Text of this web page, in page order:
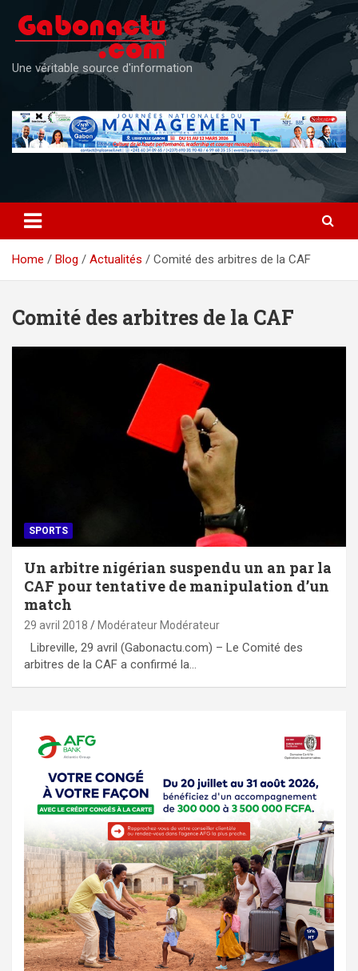
content
Une véritable source d'information
Home Blog Actualités Comité des arbitres de la CAF
Comité des arbitres de la CAF
SPORTS
Un arbitre nigérian suspendu un an par la
CAF pour tentative de manipulation d’un
match
29 avril 2018 Modérateur Modérateur
Libreville, 29 avril (Gabonactu.com) – Le Comité des
arbitres de la CAF a confirmé la…